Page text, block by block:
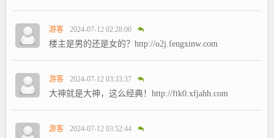
游客 2024-07-12 02:28:00
楼主是男的还是女的？http://o2j.fengxinw.com
游客 2024-07-12 03:33:37
大神就是大神，这么经典！http://ftk0.xfjahh.com
游客 2024-07-12 03:52:44